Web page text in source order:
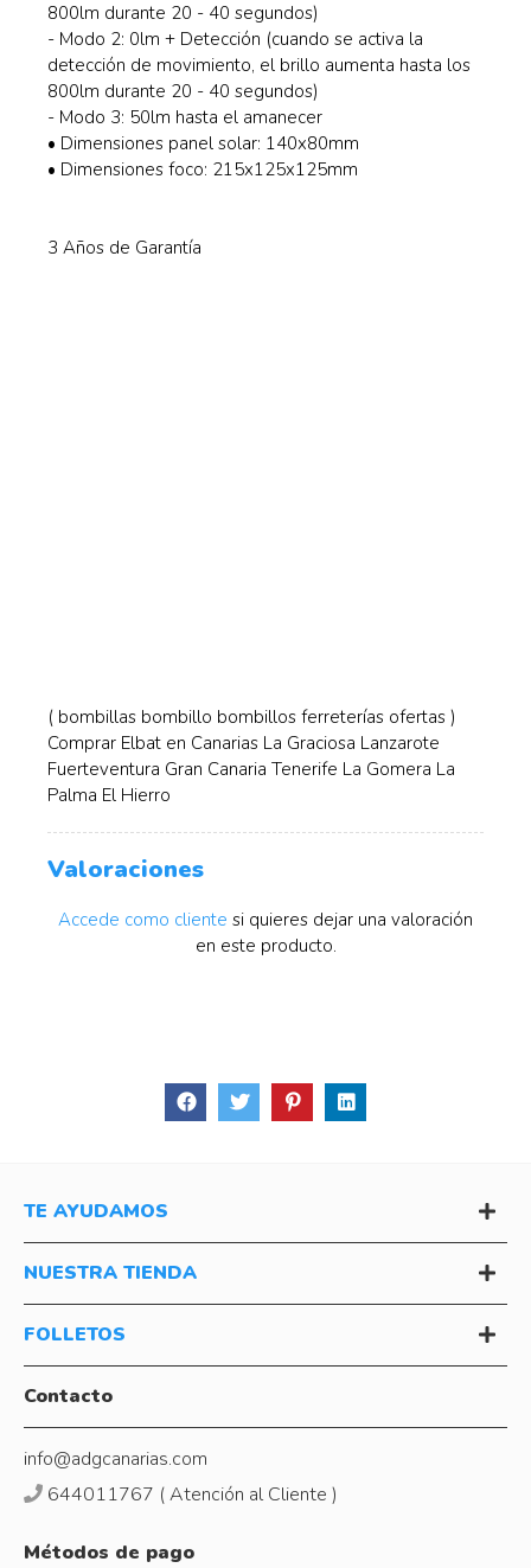
800lm durante 20 - 40 segundos)
- Modo 2: 0lm + Detección (cuando se activa la
detección de movimiento, el brillo aumenta hasta los
800lm durante 20 - 40 segundos)
- Modo 3: 50lm hasta el amanecer
• Dimensiones panel solar: 140x80mm
• Dimensiones foco: 215x125x125mm
3 Años de Garantía
( bombillas bombillo bombillos ferreterías ofertas )
Comprar Elbat en Canarias La Graciosa Lanzarote
Fuerteventura Gran Canaria Tenerife La Gomera La
Palma El Hierro
Valoraciones
Accede como cliente si quieres dejar una valoración
en este producto.
TE AYUDAMOS
NUESTRA TIENDA
FOLLETOS
Contacto
info@adgcanarias.com
644011767 ( Atención al Cliente )
Métodos de pago